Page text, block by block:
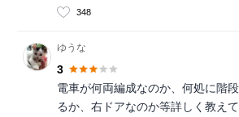
348
ゆうな
3
電車が何両編成なのか、何処に階
るか、右ドアなのか等詳しく教え